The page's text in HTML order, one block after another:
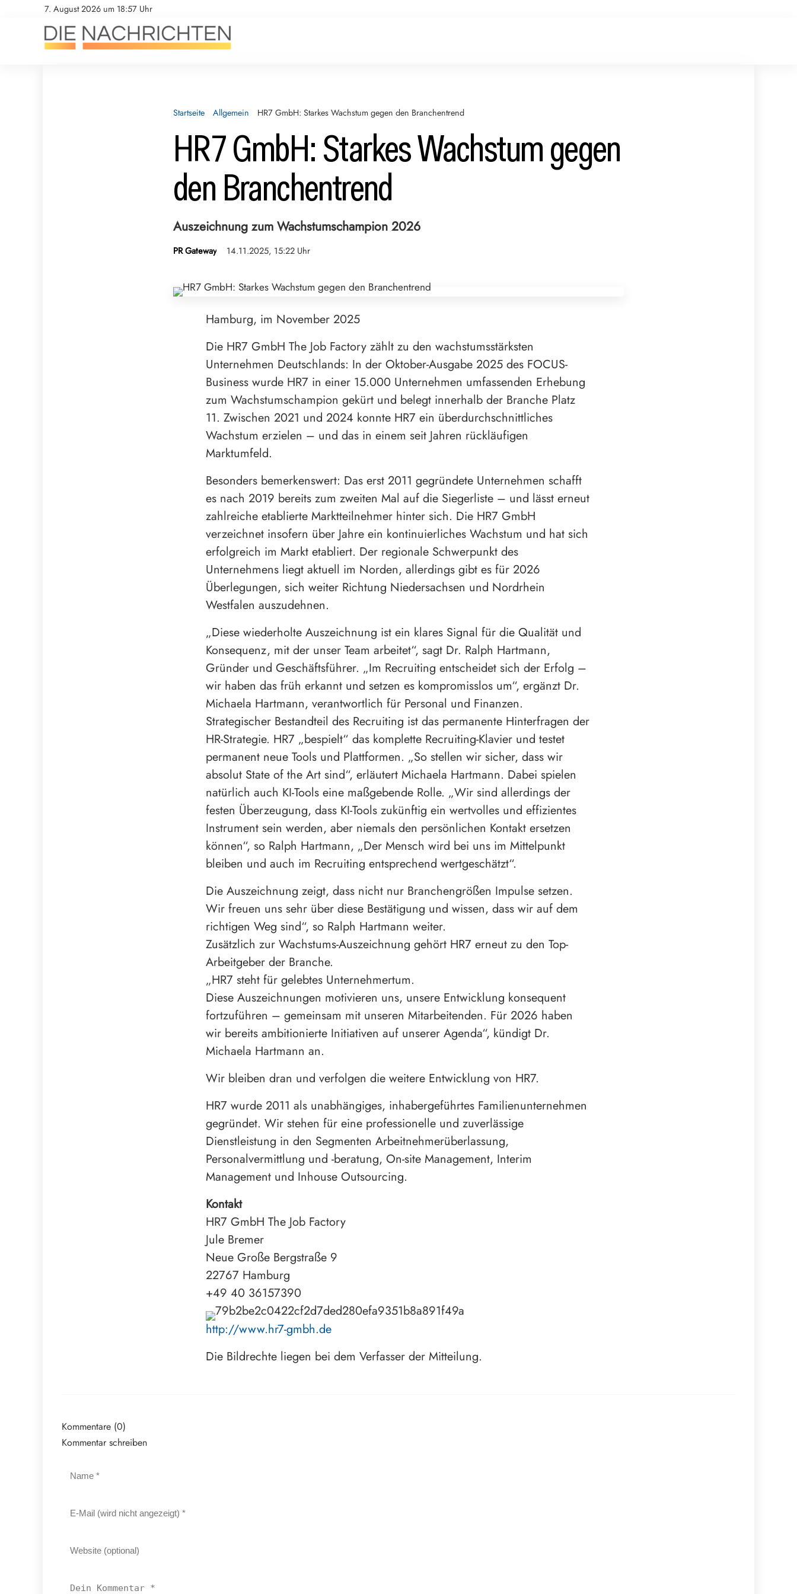
7. August 2026 um 18:57 Uhr
Startseite Allgemein HR7 GmbH: Starkes Wachstum gegen den Branchentrend
HR7 GmbH: Starkes Wachstum gegen
den Branchentrend
Auszeichnung zum Wachstumschampion 2026
PR Gateway 14.11.2025, 15:22 Uhr
Hamburg, im November 2025
Die HR7 GmbH The Job Factory zählt zu den wachstumsstärksten
Unternehmen Deutschlands: In der Oktober-Ausgabe 2025 des FOCUS-
Business wurde HR7 in einer 15.000 Unternehmen umfassenden Erhebung
zum Wachstumschampion gekürt und belegt innerhalb der Branche Platz
11. Zwischen 2021 und 2024 konnte HR7 ein überdurchschnittliches
Wachstum erzielen – und das in einem seit Jahren rückläufigen
Marktumfeld.
Besonders bemerkenswert: Das erst 2011 gegründete Unternehmen schafft
es nach 2019 bereits zum zweiten Mal auf die Siegerliste – und lässt erneut
zahlreiche etablierte Marktteilnehmer hinter sich. Die HR7 GmbH
verzeichnet insofern über Jahre ein kontinuierliches Wachstum und hat sich
erfolgreich im Markt etabliert. Der regionale Schwerpunkt des
Unternehmens liegt aktuell im Norden, allerdings gibt es für 2026
Überlegungen, sich weiter Richtung Niedersachsen und Nordrhein
Westfalen auszudehnen.
„Diese wiederholte Auszeichnung ist ein klares Signal für die Qualität und
Konsequenz, mit der unser Team arbeitet“, sagt Dr. Ralph Hartmann,
Gründer und Geschäftsführer. „Im Recruiting entscheidet sich der Erfolg –
wir haben das früh erkannt und setzen es kompromisslos um“, ergänzt Dr.
Michaela Hartmann, verantwortlich für Personal und Finanzen.
Strategischer Bestandteil des Recruiting ist das permanente Hinterfragen der
HR-Strategie. HR7 „bespielt“ das komplette Recruiting-Klavier und testet
permanent neue Tools und Plattformen. „So stellen wir sicher, dass wir
absolut State of the Art sind“, erläutert Michaela Hartmann. Dabei spielen
natürlich auch KI-Tools eine maßgebende Rolle. „Wir sind allerdings der
festen Überzeugung, dass KI-Tools zukünftig ein wertvolles und effizientes
Instrument sein werden, aber niemals den persönlichen Kontakt ersetzen
können“, so Ralph Hartmann, „Der Mensch wird bei uns im Mittelpunkt
bleiben und auch im Recruiting entsprechend wertgeschätzt“.
Die Auszeichnung zeigt, dass nicht nur Branchengrößen Impulse setzen.
Wir freuen uns sehr über diese Bestätigung und wissen, dass wir auf dem
richtigen Weg sind“, so Ralph Hartmann weiter.
Zusätzlich zur Wachstums-Auszeichnung gehört HR7 erneut zu den Top-
Arbeitgeber der Branche.
„HR7 steht für gelebtes Unternehmertum.
Diese Auszeichnungen motivieren uns, unsere Entwicklung konsequent
fortzuführen – gemeinsam mit unseren Mitarbeitenden. Für 2026 haben
wir bereits ambitionierte Initiativen auf unserer Agenda“, kündigt Dr.
Michaela Hartmann an.
Wir bleiben dran und verfolgen die weitere Entwicklung von HR7.
HR7 wurde 2011 als unabhängiges, inhabergeführtes Familienunternehmen
gegründet. Wir stehen für eine professionelle und zuverlässige
Dienstleistung in den Segmenten Arbeitnehmerüberlassung,
Personalvermittlung und -beratung, On-site Management, Interim
Management und Inhouse Outsourcing.
Kontakt
HR7 GmbH The Job Factory
Jule Bremer
Neue Große Bergstraße 9
22767 Hamburg
+49 40 36157390
http://www.hr7-gmbh.de
Die Bildrechte liegen bei dem Verfasser der Mitteilung.
Kommentare (0)
Kommentar schreiben